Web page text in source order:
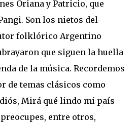
Oriana y Patricio, que
Son los nietos del
folklórico Argentino
que siguen la huella
de la música. Recordemos
de temas clásicos como
Mirá qué lindo mi país
entre otros,